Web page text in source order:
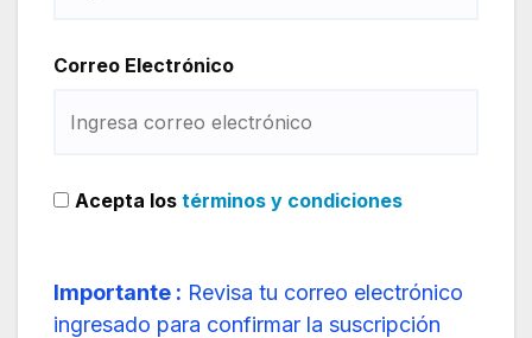
Correo Electrónico
Acepta los términos y condiciones
Importante : Revisa tu correo electrónico
ingresado para confirmar la suscripción